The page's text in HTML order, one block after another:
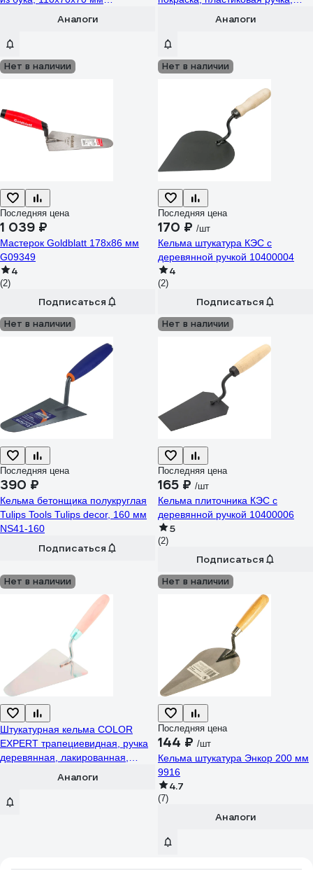
Аналоги Аналоги
Нет в наличии
Последняя цена
1 039 ₽
Мастерок Goldblatt 178x86 мм
G09349
4
(2)
Подписаться
Нет в наличии
Последняя цена
170 ₽ /шт
Кельма штукатура КЭС с
деревянной ручкой 10400004
4
(2)
Подписаться
Нет в наличии
Последняя цена
390 ₽
Кельма бетонщика полукруглая
Tulips Tools Tulips decor, 160 мм
NS41-160
Подписаться
Нет в наличии
Последняя цена
165 ₽ /шт
Кельма плиточника КЭС с
деревянной ручкой 10400006
5
(2)
Подписаться
Нет в наличии
Штукатурная кельма COLOR
EXPERT трапециевидная, ручка
деревянная, лакированная,
Аналоги
Нет в наличии
Последняя цена
144 ₽ /шт
Кельма штукатура Энкор 200 мм
9916
4.7
(7)
Аналоги